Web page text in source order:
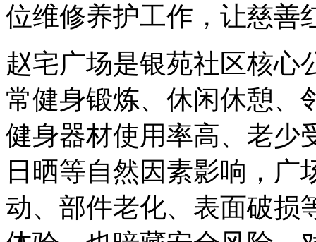
位维修养护工作，让慈善
赵宅广场是银苑社区核心
常健身锻炼、休闲休憩、
健身器材使用率高、老少
日晒等自然因素影响，
动、部件老化、表面破损